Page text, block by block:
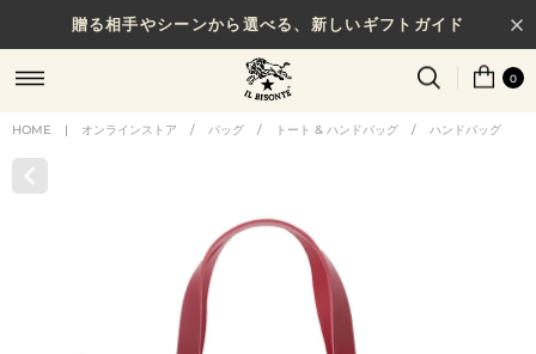
贈る相手やシーンから選べる、新しいギフトガイド
0
HOME | オンラインストア / バッグ / トート & ハンドバッグ / ハンドバッグ